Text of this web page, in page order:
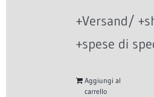
+Versand/
+spese di
Aggiungi al
carrello